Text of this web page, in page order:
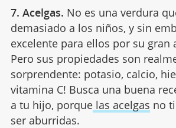
7. Acelgas. No es una verdura
demasiado a los niños, y sin
excelente para ellos por su gran
Pero sus propiedades son
sorprendente: potasio, calcio,
vitamina C! Busca una buena
a tu hijo, porquelas acelgas no
ser aburridas.